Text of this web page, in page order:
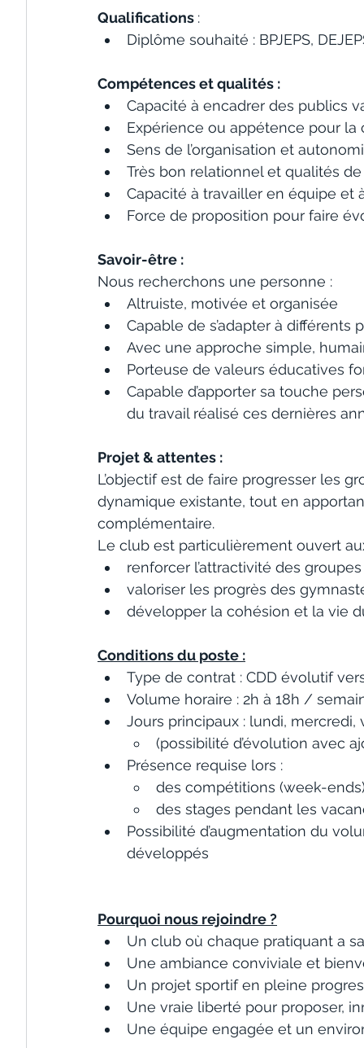
Qualifications :
Diplôme souhaité : BPJEPS,
Compétences et qualités :
Capacité à encadrer des publics
Expérience ou appétence pour la
Sens de l’organisation et
Très bon relationnel et qualités
Capacité à travailler en équipe et
Force de proposition pour faire
Savoir-être :
Nous recherchons une personne :
Altruiste, motivée et organisée
Capable de s’adapter à différents
Avec une approche simple,
Porteuse de valeurs éducatives
Capable d’apporter sa touche
du travail réalisé ces dernières
Projet & attentes :
L’objectif est de faire progresser les
dynamique existante, tout en
complémentaire.
Le club est particulièrement ouvert
renforcer l’attractivité des
valoriser les progrès des
développer la cohésion et la vie
Conditions du poste :
Type de contrat : CDD évolutif
Volume horaire : 2h à 18h /
Jours principaux : lundi, mercredi,
(possibilité d’évolution avec
Présence requise lors :
des compétitions (week-
des stages pendant les
Possibilité d’augmentation du
développés
Pourquoi nous rejoindre ?
Un club où chaque pratiquant a
Une ambiance conviviale et
Un projet sportif en pleine
Une vraie liberté pour proposer,
Une équipe engagée et un